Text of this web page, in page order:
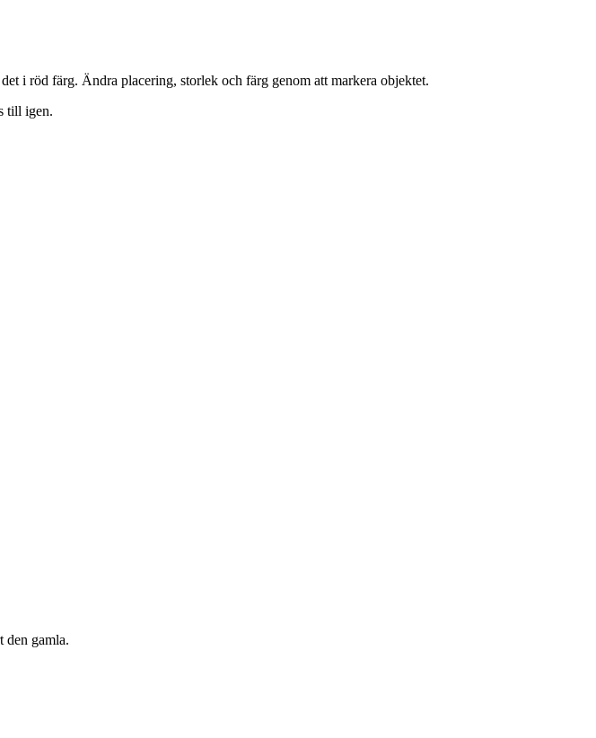
i röd färg. Ändra placering, storlek och färg genom att markera objektet.
till igen.
den gamla.